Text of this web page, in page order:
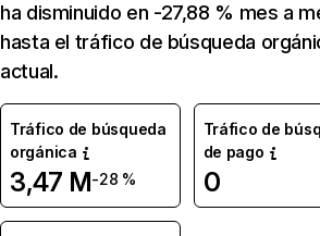
ha disminuido en -27,88 % mes a
hasta el tráfico de búsqueda
actual.
Tráfico de búsqueda
orgánica
3,47 M-28 %
Tráfico de
de pago
0